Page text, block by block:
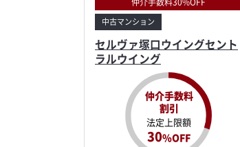
中古マンション
セルヴァ塚口ウイングセント
ラルウイング
仲介手数料
割引
法定上限額
30%OFF